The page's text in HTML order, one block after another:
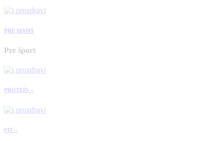
PRE MAMY
Pre šport
PROTEÍN +
FIT +